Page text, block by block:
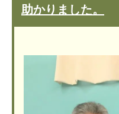
助かりました。